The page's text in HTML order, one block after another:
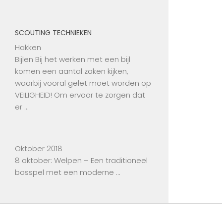
SCOUTING TECHNIEKEN
Hakken
Bijlen Bij het werken met een bijl
komen een aantal zaken kijken,
waarbij vooral gelet moet worden op
VEILIGHEID! Om ervoor te zorgen dat
er …
Oktober 2018
8 oktober: Welpen – Een traditioneel
bosspel met een moderne …